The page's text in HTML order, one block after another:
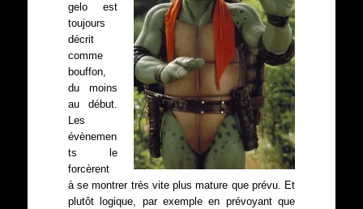
gelo est
toujours
décrit
comme
bouffon,
du moins
au début.
Les
évènemen
ts le
forcèrent
à se montrer très vite plus mature que prévu. Et
plutôt logique, par exemple en prévoyant que